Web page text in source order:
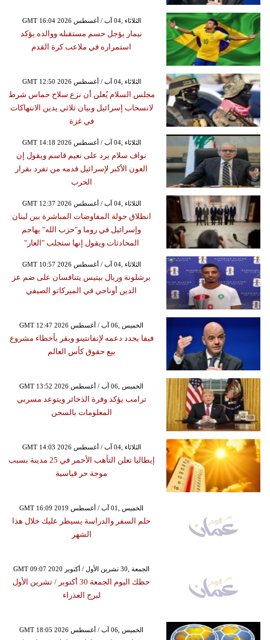
GMT 16:04 2026 الثلاثاء ,04 آب / أغسطس
نيمار يؤجل حسم مستقبله ووالده يؤكد
استمراره في ملاعب كرة القدم
GMT 12:50 2026 الثلاثاء ,04 آب / أغسطس
مجلس السلام يُعلن أن نزع سلاح حماس شرط
لانسحاب إسرائيل وبيان ثلاثي يدين الانتهاكات
في غزة
GMT 14:18 2026 الثلاثاء ,04 آب / أغسطس
نواف سلام يرد على نعيم قاسم ويقول إن
العون الأكبر لإسرائيل قدمه من تفرد بقرار
الحرب
GMT 12:37 2026 الثلاثاء ,04 آب / أغسطس
انطلاق جولة المفاوضات المباشرة بين لبنان
وإسرائيل في روما و"حزب الله" يهاجم
المحادثات ويقول إنها ستجلب "العار"
GMT 10:57 2026 الثلاثاء ,04 آب / أغسطس
برشلونة وريال بيتيس يتنافسان على ضم عز
الدين أوناحي في الميركاتو الصيفي
GMT 12:47 2026 الخميس ,06 آب / أغسطس
فيفا يجدد دعمه لإنفانتينو ويقر بأخطاء مشروع
بيع حقوق كأس العالم
GMT 13:52 2026 الخميس ,06 آب / أغسطس
ترامب يؤكد وفرة الذخائر ويتوعد مسربي
المعلومات بالسجن
GMT 14:03 2026 الثلاثاء ,04 آب / أغسطس
إيطاليا تعلن التأهب الأحمر في 25 مدينة بسبب
موجة حر قياسية
GMT 16:09 2019 الخميس ,01 آب / أغسطس
حلم السفر والدراسة يسيطر عليك خلال هذا
الشهر
GMT 09:07 2020 الجمعة ,30 تشرين الأول / أكتوبر
حظك اليوم الجمعة 30 أكتوبر / تشرين الأول
لبرج العذراء
GMT 18:05 2026 الخميس ,06 آب / أغسطس